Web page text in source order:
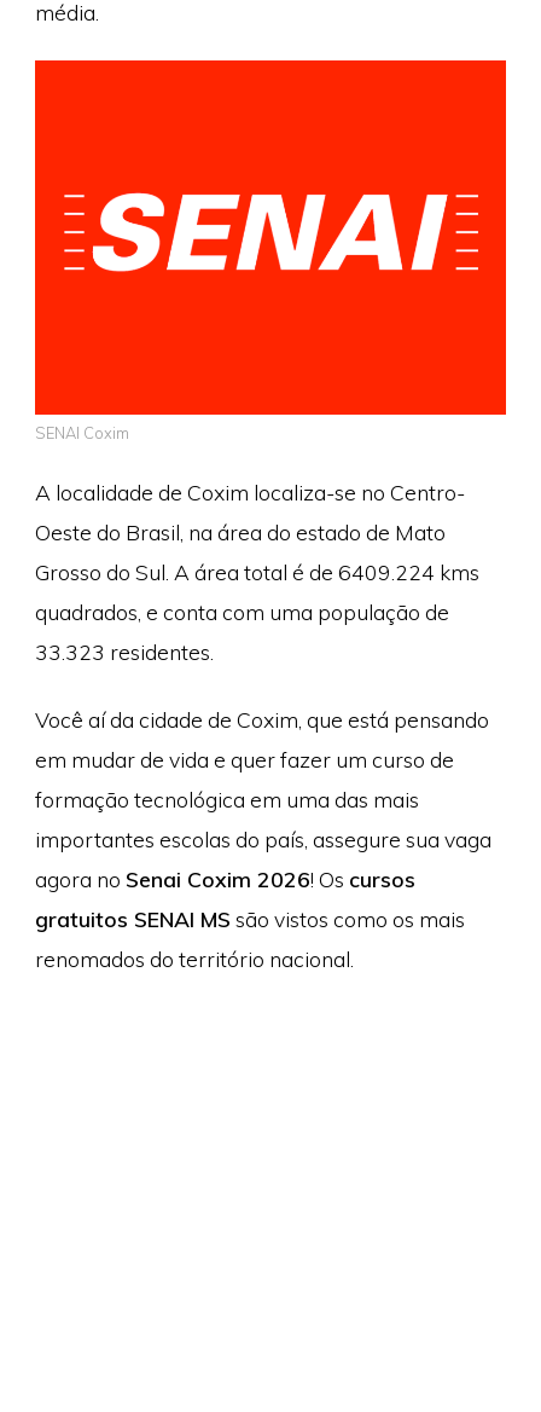
média.
SENAI Coxim
A localidade de Coxim localiza-se no Centro-
Oeste do Brasil, na área do estado de Mato
Grosso do Sul. A área total é de 6409.224 kms
quadrados, e conta com uma população de
33.323 residentes.
Você aí da cidade de Coxim, que está pensando
em mudar de vida e quer fazer um curso de
formação tecnológica em uma das mais
importantes escolas do país, assegure sua vaga
agora no Senai Coxim 2026! Os cursos
gratuitos SENAI MS são vistos como os mais
renomados do território nacional.